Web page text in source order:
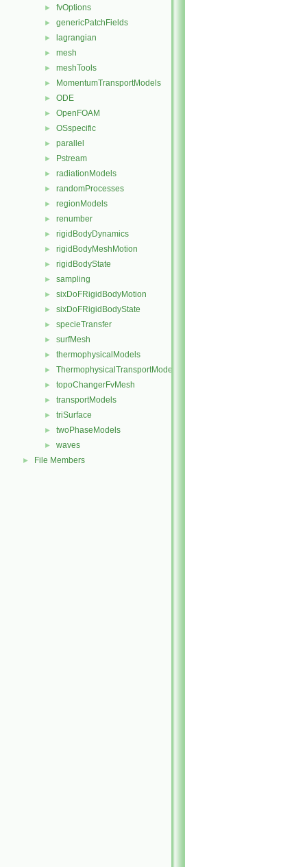
► fvOptions
► genericPatchFields
► lagrangian
► mesh
► meshTools
► MomentumTransportModels
► ODE
► OpenFOAM
► OSspecific
► parallel
► Pstream
► radiationModels
► randomProcesses
► regionModels
► renumber
► rigidBodyDynamics
► rigidBodyMeshMotion
► rigidBodyState
► sampling
► sixDoFRigidBodyMotion
► sixDoFRigidBodyState
► specieTransfer
► surfMesh
► thermophysicalModels
► ThermophysicalTransportModels
► topoChangerFvMesh
► transportModels
► triSurface
► twoPhaseModels
► waves
► File Members